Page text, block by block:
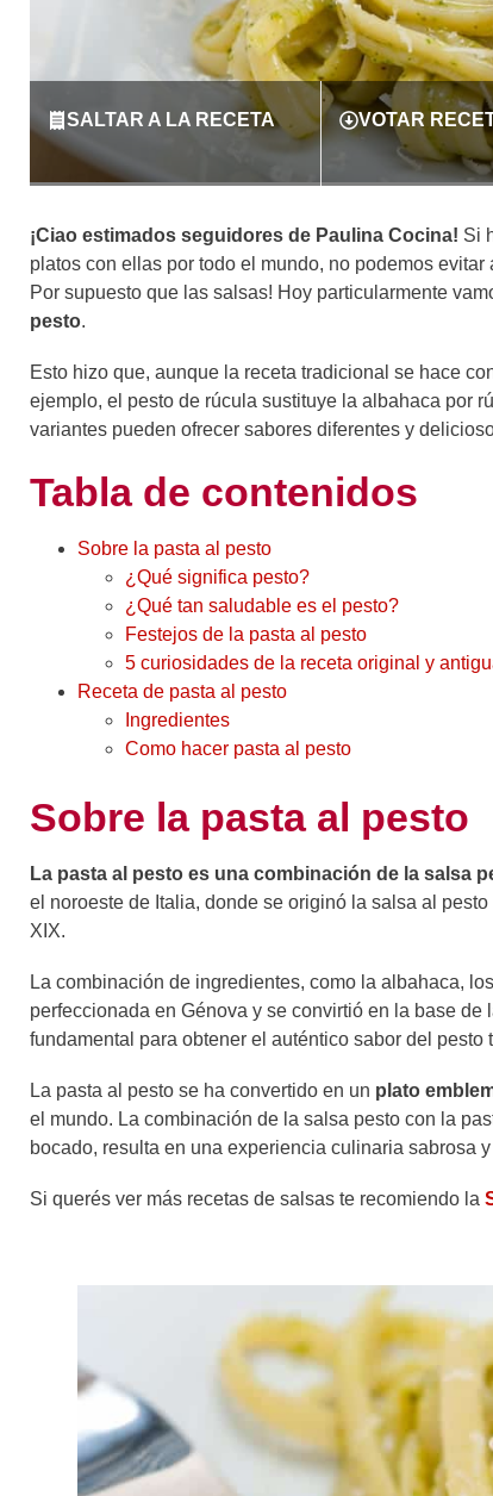
SALTAR A LA RECETA VOTAR
¡Ciao estimados seguidores de Paulina Cocina! Si
platos con ellas por todo el mundo, no podemos
Por supuesto que las salsas! Hoy particularmente
pesto.
Esto hizo que, aunque la receta tradicional se hace
ejemplo, el pesto de rúcula sustituye la albahaca por
variantes pueden ofrecer sabores diferentes y
Tabla de contenidos
Sobre la pasta al pesto
¿Qué significa pesto?
¿Qué tan saludable es el pesto?
Festejos de la pasta al pesto
5 curiosidades de la receta original y
Receta de pasta al pesto
Ingredientes
Como hacer pasta al pesto
Sobre la pasta al pesto
La pasta al pesto es una combinación de la salsa
el noroeste de Italia, donde se originó la salsa al
XIX.
La combinación de ingredientes, como la albahaca,
perfeccionada en Génova y se convirtió en la base
fundamental para obtener el auténtico sabor del pesto
La pasta al pesto se ha convertido en un plato
el mundo. La combinación de la salsa pesto con la
bocado, resulta en una experiencia culinaria sabrosa
Si querés ver más recetas de salsas te recomiendo la